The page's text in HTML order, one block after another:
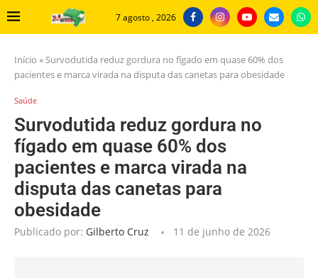
7 agosto , 2026
Início »Survodutida reduz gordura no fígado em quase 60% dos
pacientes e marca virada na disputa das canetas para obesidade
Saúde
Survodutida reduz gordura no
fígado em quase 60% dos
pacientes e marca virada na
disputa das canetas para
obesidade
Publicado por: Gilberto Cruz 11 de junho de 2026